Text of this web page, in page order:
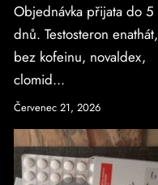
Objednávka přijata do 5
dnů. Testosteron enathát,
bez kofeinu, novaldex,
clomid...
Červenec 21, 2026